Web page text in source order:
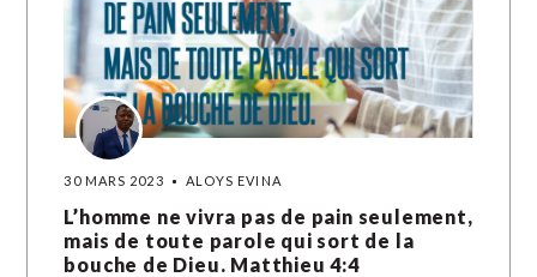
30 MARS 2023 ALOYS EVINA
L’homme ne vivra pas de pain seulement,
mais de toute parole qui sort de la
bouche de Dieu. Matthieu 4:4